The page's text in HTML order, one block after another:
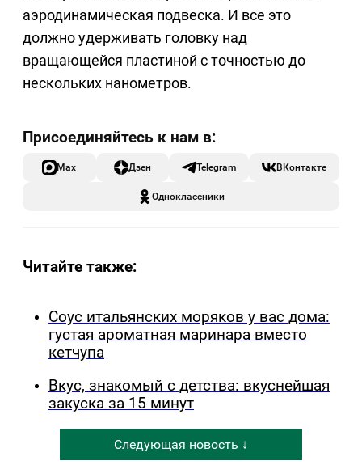
аэродинамическая подвеска. И все это
должно удерживать головку над
вращающейся пластиной с точностью до
нескольких нанометров.
Max Дзен Telegram ВКонтакте
Одноклассники
Читайте также:
Соус итальянских моряков у вас дома:
густая ароматная маринара вместо
кетчупа
Вкус, знакомый с детства: вкуснейшая
закуска за 15 минут
Следующая новость ↓